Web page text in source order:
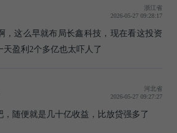
浙江省
2026-05-27 09:28:17
，这么早就布局长鑫科技，现在看这投资
天盈利2个多亿也太吓人了
河北省
2026-05-27 09:27:27
随便就是几十亿收益，比放贷强多了